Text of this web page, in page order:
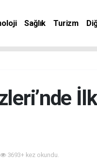
Sağlık Turizm
3693+ kez okundu.